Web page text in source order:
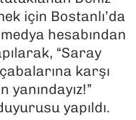
için Bostanlı’da
hesabından
“Saray
karşı
yapıldı.